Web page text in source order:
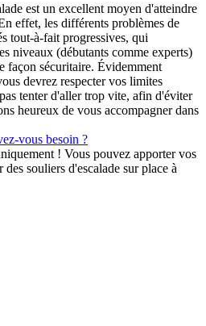
est un excellent moyen d'atteindre
effet, les différents problèmes de
tout-à-fait progressives, qui
niveaux (débutants comme experts)
façon sécuritaire. Évidemment
devrez respecter vos limites
tenter d'aller trop vite, afin d'éviter
heureux de vous accompagner dans
vous besoin ?
! Vous pouvez apporter vos
souliers d'escalade sur place à